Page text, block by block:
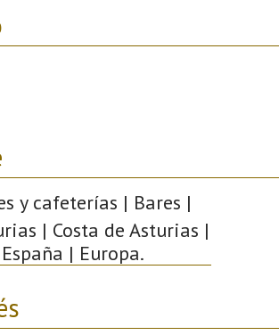
y cafeterías | Bares |
| Costa de Asturias |
| Europa.